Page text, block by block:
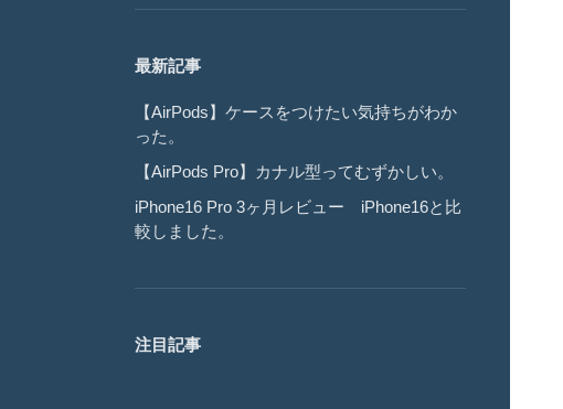
最新記事
【AirPods】ケースをつけたい気持ちがわか
った。
【AirPods Pro】カナル型ってむずかしい。
iPhone16 Pro 3ヶ月レビュー iPhone16と比
較しました。
注目記事